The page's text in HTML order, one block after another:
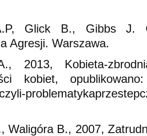
Glick B., Gibbs J.
Agresji. Warszawa.
2013, Kobieta-
kobiet,
czyli-
Waligóra B., 2007,